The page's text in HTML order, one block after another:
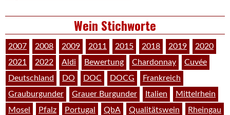
Wein Stichworte
2007 2008 2009 2011 2015 2018 2019
2020
2021
2022 Aldi Bewertung Chardonnay
Cuvée
Deutschland
DO DOC DOCG
Frankreich
Grauburgunder
Grauer Burgunder Italien
Mittelrhein
Mosel
Pfalz Portugal QbA Qualitätswein
Rheingau